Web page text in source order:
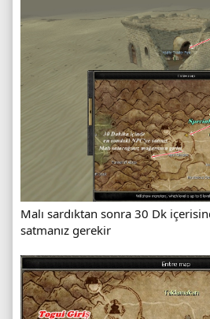
Malı sardıktan sonra 30 Dk
satmanız gerekir